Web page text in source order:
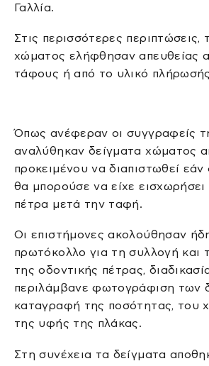
Γαλλία.
Στις περισσότερες περιπτώσεις,
χώματος ελήφθησαν απευθείας
τάφους ή από το υλικό
Όπως ανέφεραν οι συγγραφείς
αναλύθηκαν δείγματα χώματος
προκειμένου να διαπιστωθεί
θα μπορούσε να είχε εισχωρήσει
πέτρα μετά την ταφή.
Οι επιστήμονες ακολούθησαν
πρωτόκολλο για τη συλλογή και
της οδοντικής πέτρας,
περιλάμβανε φωτογράφιση των
καταγραφή της ποσότητας, του
της υφής της πλάκας.
Στη συνέχεια τα δείγματα